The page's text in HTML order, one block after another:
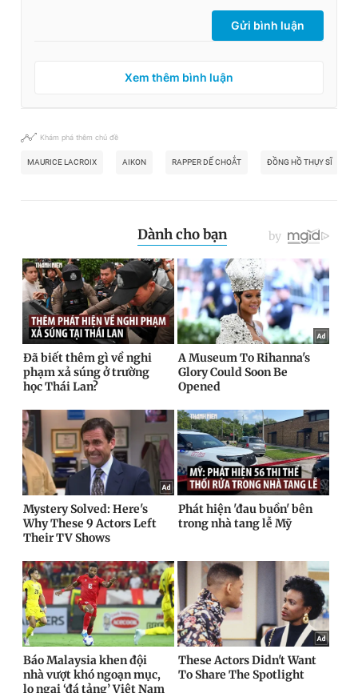
Gửi bình luận
Xem thêm bình luận
Khám phá thêm chủ đề
MAURICE LACROIX AIKON RAPPER DẾ CHOẮT ĐỒNG HỒ THỤY SĨ